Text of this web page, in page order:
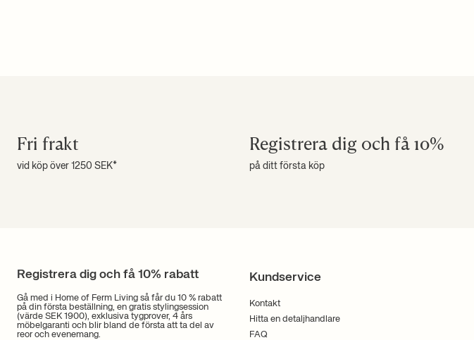
Fri frakt
vid köp över 1250 SEK*
Registrera dig och få 10%
på ditt första köp
Registrera dig och få 10% rabatt
Gå med i Home of Ferm Living så får du 10 % rabatt
på din första beställning, en gratis stylingsession
(värde SEK 1900), exklusiva tygprover, 4 års
möbelgaranti och blir bland de första att ta del av
reor och evenemang.
Kundservice
Kontakt
Hitta en detaljhandlare
FAQ